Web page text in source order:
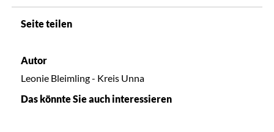
Seite teilen
Autor
Leonie Bleimling - Kreis Unna
Das könnte Sie auch interessieren